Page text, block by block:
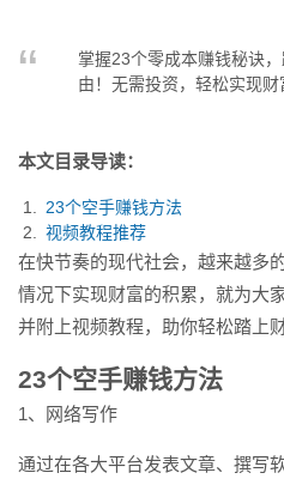
掌握23个零成本赚钱秘诀
由！无需投资，轻松实现财
本文目录导读：
23个空手赚钱方法
视频教程推荐
在快节奏的现代社会，越来越多
情况下实现财富的积累，就为大
并附上视频教程，助你轻松踏上
23个空手赚钱方法
1、网络写作
通过在各大平台发表文章、撰写